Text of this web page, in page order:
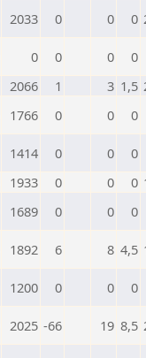
2033 0 0 0
0 0 0 0
2066 1 3 1,5
1766 0 0 0
1414 0 0 0
1933 0 0 0
1689 0 0 0
1892 6 8 4,5
1200 0 0 0
2025 -66 19 8,5